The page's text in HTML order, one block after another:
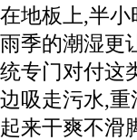
在地板上,半
雨季的潮湿更
统专门对付这
边吸走污水,
起来干爽不滑